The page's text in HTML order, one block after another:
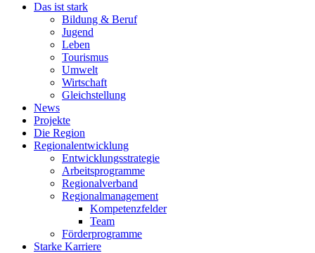
Das ist stark
Bildung & Beruf
Jugend
Leben
Tourismus
Umwelt
Wirtschaft
Gleichstellung
News
Projekte
Die Region
Regionalentwicklung
Entwicklungsstrategie
Arbeitsprogramme
Regionalverband
Regionalmanagement
Kompetenzfelder
Team
Förderprogramme
Starke Karriere